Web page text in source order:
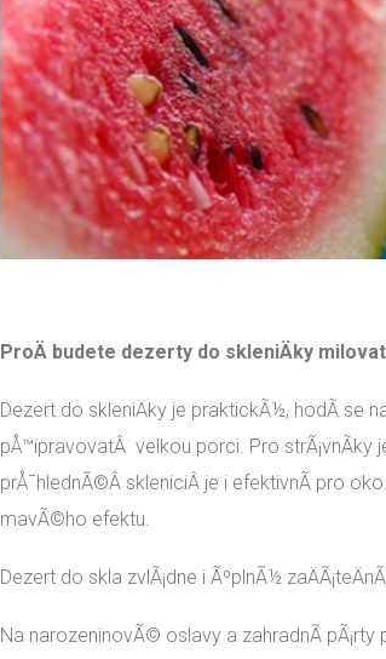
ProÄ budete dezerty do skleniÄky
Dezert do skleniÄky je praktickÃ½, hodÃ­ se
pÅ™ipravovatÂ velkou porci. Pro strÃ¡vnÃ­ky
prÅ¯hlednÃ©Â skleniciÂ je i efektivnÃ­ pro
mavÃ©ho efektu.
Dezert do skla zvlÃ¡dne i ÃºplnÃ½
Na narozeninovÃ© oslavy a zahradnÃ­ pÃ¡rty